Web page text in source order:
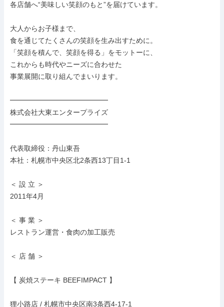
各店舗へ“美味しい笑顔のもと”を届けています。
大人からお子様まで、
食を通じてたくさんの笑顔を生み出すために。
「笑顔を積んで、笑顔を得る」をモットーに、
これからも時代やニーズに合わせた
事業展開に取り組んでまいります。
━━━━━━━━━━━━━━
株式会社大東エンタープライズ
━━━━━━━━━━━━━━
代表取締役：丹山東吾
本社：札幌市中央区北2条西13丁目1-1
＜ 設 立 ＞
2011年4月
＜ 事 業 ＞
レストラン運営・食肉の加工販売
＜ 店 舗 ＞
【 炭焼ステーキ BEEFIMPACT 】
狸小路店 / 札幌市中央区南3条西4-17-1